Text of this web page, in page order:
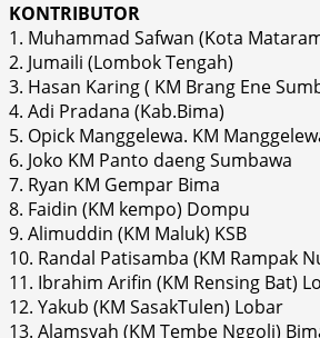
KONTRIBUTOR
1. Muhammad Safwan (Kota
2. Jumaili (Lombok Tengah)
3. Hasan Karing ( KM Brang Ene
4. Adi Pradana (Kab.Bima)
5. Opick Manggelewa. KM
6. Joko KM Panto daeng Sumbawa
7. Ryan KM Gempar Bima
8. Faidin (KM kempo) Dompu
9. Alimuddin (KM Maluk) KSB
10. Randal Patisamba (KM Rampak
11. Ibrahim Arifin (KM Rensing Bat)
12. Yakub (KM SasakTulen) Lobar
13. Alamsyah (KM Tembe Nggoli)